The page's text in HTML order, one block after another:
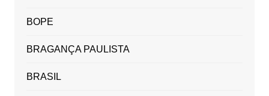
BOPE
BRAGANÇA PAULISTA
BRASIL